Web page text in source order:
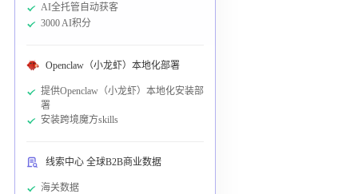
AI全托管自动获客
3000 AI积分
Openclaw（小龙虾）本地化部署
提供Openclaw（小龙虾）本地化安装部
署
安装跨境魔方skills
线索中心 全球B2B商业数据
海关数据